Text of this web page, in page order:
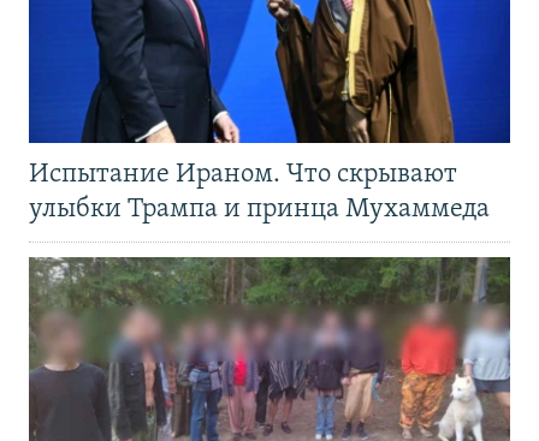
Испытание Ираном. Что скрывают
улыбки Трампа и принца Мухаммеда